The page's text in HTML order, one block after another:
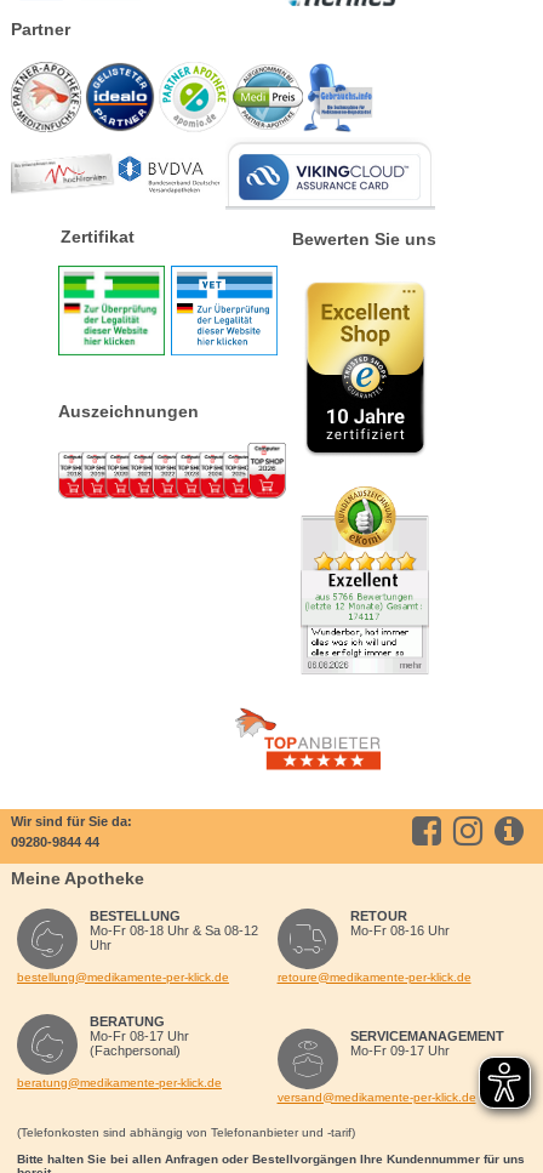
Partner
Zertifikat
Auszeichnungen
Bewerten Sie uns
Wir sind für Sie da:
09280-9844 44
Meine Apotheke
BESTELLUNG
Mo-Fr 08-18 Uhr & Sa 08-12
Uhr
bestellung@medikamente-per-klick.de
BERATUNG
Mo-Fr 08-17 Uhr
(Fachpersonal)
beratung@medikamente-per-klick.de
RETOUR
Mo-Fr 08-16 Uhr
retoure@medikamente-per-klick.de
SERVICEMANAGEMENT
Mo-Fr 09-17 Uhr
versand@medikamente-per-klick.de
(Telefonkosten sind abhängig von Telefonanbieter und -tarif)
Bitte halten Sie bei allen Anfragen oder Bestellvorgängen Ihre Kundennummer für uns